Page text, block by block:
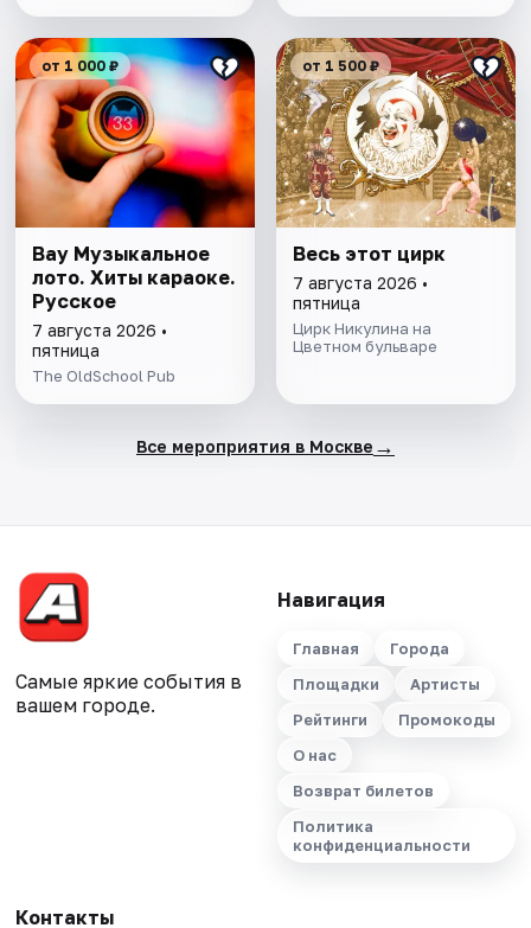
от 1 000 ₽
Вау Музыкальное
лото. Хиты караоке.
Русское
7 августа 2026 •
пятница
The OldSchool Pub
от 1 500 ₽
Весь этот цирк
7 августа 2026 •
пятница
Цирк Никулина на
Цветном бульваре
Все мероприятия в Москве →
Самые яркие события в
вашем городе.
Навигация
Главная
Города
Площадки
Артисты
Рейтинги
Промокоды
О нас
Возврат билетов
Политика
конфиденциальности
Контакты